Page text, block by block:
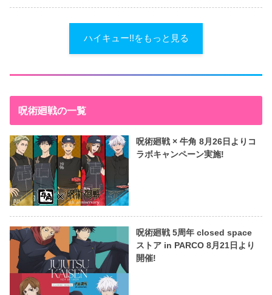
ハイキュー!!をもっと見る
呪術廻戦の一覧
呪術廻戦 × 牛角 8月26日よりコ
ラボキャンペーン実施!
呪術廻戦 5周年 closed space
ストア in PARCO 8月21日より
開催!